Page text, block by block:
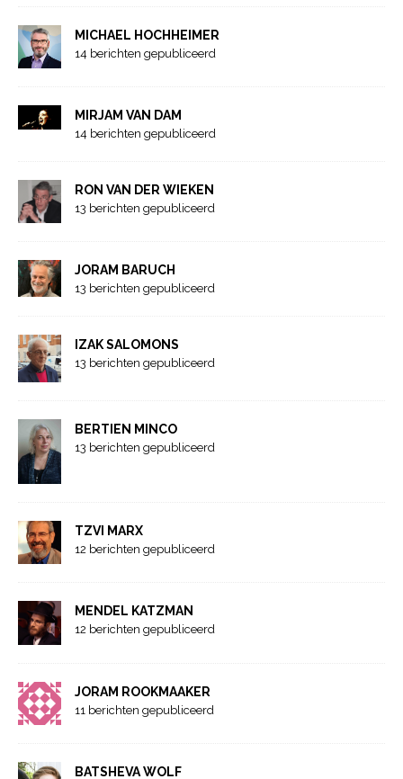
MICHAEL HOCHHEIMER
14 berichten gepubliceerd
MIRJAM VAN DAM
14 berichten gepubliceerd
RON VAN DER WIEKEN
13 berichten gepubliceerd
JORAM BARUCH
13 berichten gepubliceerd
IZAK SALOMONS
13 berichten gepubliceerd
BERTIEN MINCO
13 berichten gepubliceerd
TZVI MARX
12 berichten gepubliceerd
MENDEL KATZMAN
12 berichten gepubliceerd
JORAM ROOKMAAKER
11 berichten gepubliceerd
BATSHEVA WOLF